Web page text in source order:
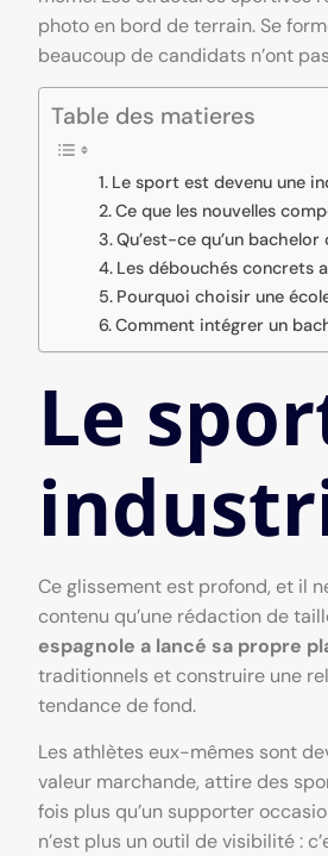
photo en bord de terrain. Se
beaucoup de candidats n’ont
Table des matieres
Le sport est devenu une
Ce que les nouvelles
Qu’est-ce qu’un
Les débouchés concrets
Pourquoi choisir une
Comment intégrer un
Le
Ce glissement est profond, et il
contenu qu’une rédaction de
espagnole a lancé sa propre
traditionnels et construire une
tendance de fond.
Les athlètes eux-mêmes sont
valeur marchande, attire des
fois plus qu’un supporter
n’est plus un outil de visibilité :